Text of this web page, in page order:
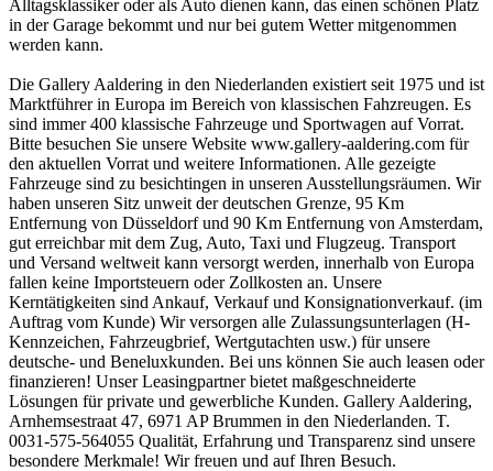
Alltagsklassiker oder als Auto dienen kann, das einen schönen Platz
in der Garage bekommt und nur bei gutem Wetter mitgenommen
werden kann.
Die Gallery Aaldering in den Niederlanden existiert seit 1975 und ist
Marktführer in Europa im Bereich von klassischen Fahzreugen. Es
sind immer 400 klassische Fahrzeuge und Sportwagen auf Vorrat.
Bitte besuchen Sie unsere Website www.gallery-aaldering.com für
den aktuellen Vorrat und weitere Informationen. Alle gezeigte
Fahrzeuge sind zu besichtingen in unseren Ausstellungsräumen. Wir
haben unseren Sitz unweit der deutschen Grenze, 95 Km
Entfernung von Düsseldorf und 90 Km Entfernung von Amsterdam,
gut erreichbar mit dem Zug, Auto, Taxi und Flugzeug. Transport
und Versand weltweit kann versorgt werden, innerhalb von Europa
fallen keine Importsteuern oder Zollkosten an. Unsere
Kerntätigkeiten sind Ankauf, Verkauf und Konsignationverkauf. (im
Auftrag vom Kunde) Wir versorgen alle Zulassungsunterlagen (H-
Kennzeichen, Fahrzeugbrief, Wertgutachten usw.) für unsere
deutsche- und Beneluxkunden. Bei uns können Sie auch leasen oder
finanzieren! Unser Leasingpartner bietet maßgeschneiderte
Lösungen für private und gewerbliche Kunden. Gallery Aaldering,
Arnhemsestraat 47, 6971 AP Brummen in den Niederlanden. T.
0031-575-564055 Qualität, Erfahrung und Transparenz sind unsere
besondere Merkmale! Wir freuen und auf Ihren Besuch.